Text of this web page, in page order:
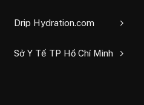
Drip Hydration.com
Sở Y Tế TP Hồ Chí Minh